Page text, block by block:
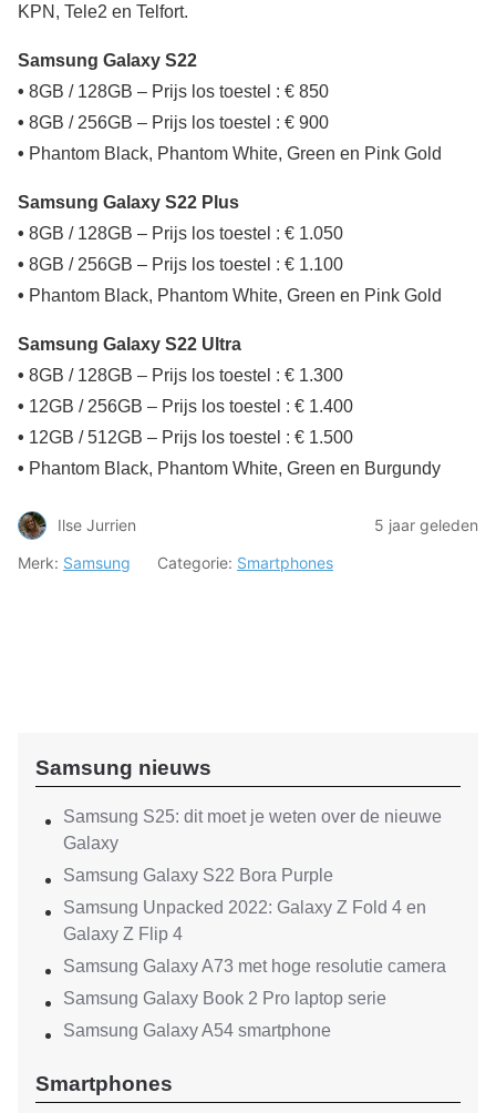
KPN, Tele2 en Telfort.
Samsung Galaxy S22
• 8GB / 128GB – Prijs los toestel : € 850
• 8GB / 256GB – Prijs los toestel : € 900
• Phantom Black, Phantom White, Green en Pink Gold
Samsung Galaxy S22 Plus
• 8GB / 128GB – Prijs los toestel : € 1.050
• 8GB / 256GB – Prijs los toestel : € 1.100
• Phantom Black, Phantom White, Green en Pink Gold
Samsung Galaxy S22 Ultra
• 8GB / 128GB – Prijs los toestel : € 1.300
• 12GB / 256GB – Prijs los toestel : € 1.400
• 12GB / 512GB – Prijs los toestel : € 1.500
• Phantom Black, Phantom White, Green en Burgundy
Ilse Jurrien
5 jaar geleden
Merk: Samsung Categorie: Smartphones
Samsung nieuws
Samsung S25: dit moet je weten over de nieuwe
Galaxy
Samsung Galaxy S22 Bora Purple
Samsung Unpacked 2022: Galaxy Z Fold 4 en
Galaxy Z Flip 4
Samsung Galaxy A73 met hoge resolutie camera
Samsung Galaxy Book 2 Pro laptop serie
Samsung Galaxy A54 smartphone
Smartphones